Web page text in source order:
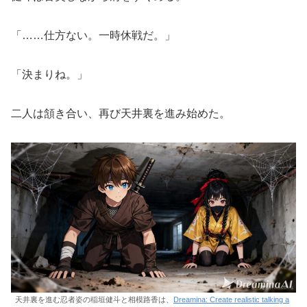
「……仕方ない。一時休戦だ。」
「決まりね。」
二人は頷き合い、再び天井裏を進み始めた。
天井裏を進む忍者姿の稲垣健斗と相模路香は、 Dreamina: Create realistic talking a